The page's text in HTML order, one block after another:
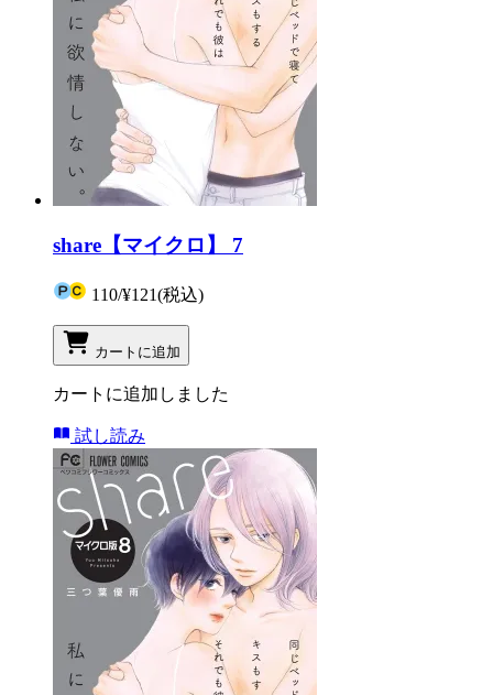
share【マイクロ】 7
110/¥121(税込)
カートに追加
カートに追加しました
試し読み